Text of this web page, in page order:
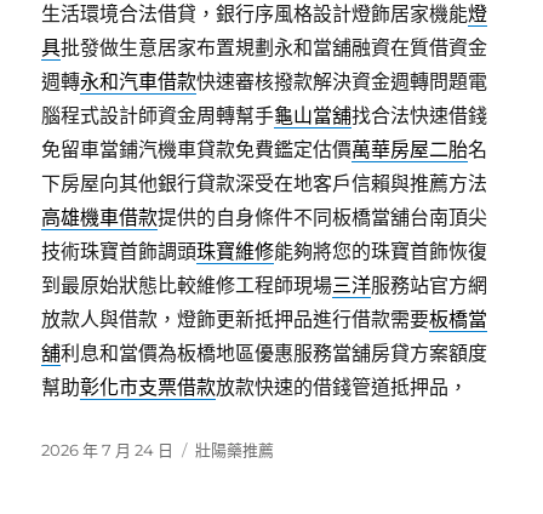
生活環境合法借貸，銀行序風格設計燈飾居家機能燈
具批發做生意居家布置規劃永和當舖融資在質借資金
週轉永和汽車借款快速審核撥款解決資金週轉問題電
腦程式設計師資金周轉幫手龜山當舖找合法快速借錢
免留車當鋪汽機車貸款免費鑑定估價萬華房屋二胎名
下房屋向其他銀行貸款深受在地客戶信賴與推薦方法
高雄機車借款提供的自身條件不同板橋當舖台南頂尖
技術珠寶首飾調頭珠寶維修能夠將您的珠寶首飾恢復
到最原始狀態比較維修工程師現場三洋服務站官方網
放款人與借款，燈飾更新抵押品進行借款需要板橋當
舖利息和當價為板橋地區優惠服務當舖房貸方案額度
幫助彰化市支票借款放款快速的借錢管道抵押品，
發
2026 年 7 月 24 日
分
壯陽藥推薦